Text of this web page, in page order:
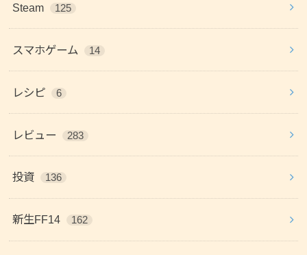
Steam 125
スマホゲーム 14
レシピ 6
レビュー 283
投資 136
新生FF14 162